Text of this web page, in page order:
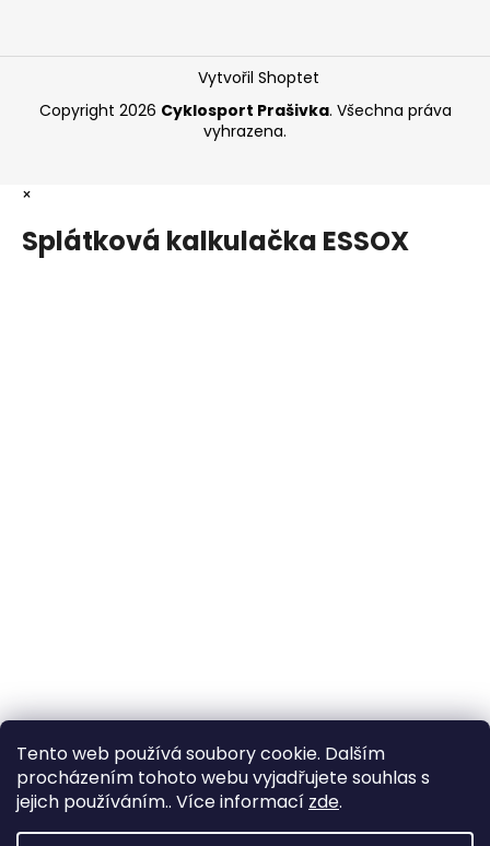
Tento web používá soubory cookie. Dalším
procházením tohoto webu vyjadřujete souhlas s
jejich používáním.. Více informací zde.
Vytvořil Shoptet
Copyright 2026 Cyklosport Prašivka. Všechna práva
vyhrazena.
×
Splátková kalkulačka ESSOX